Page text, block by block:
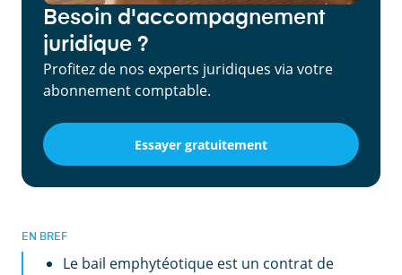
Besoin d'accompagnement
juridique ?
Profitez de nos experts juridiques via votre
abonnement comptable.
Essayer gratuitement
EN BREF
Le bail emphytéotique est un contrat de